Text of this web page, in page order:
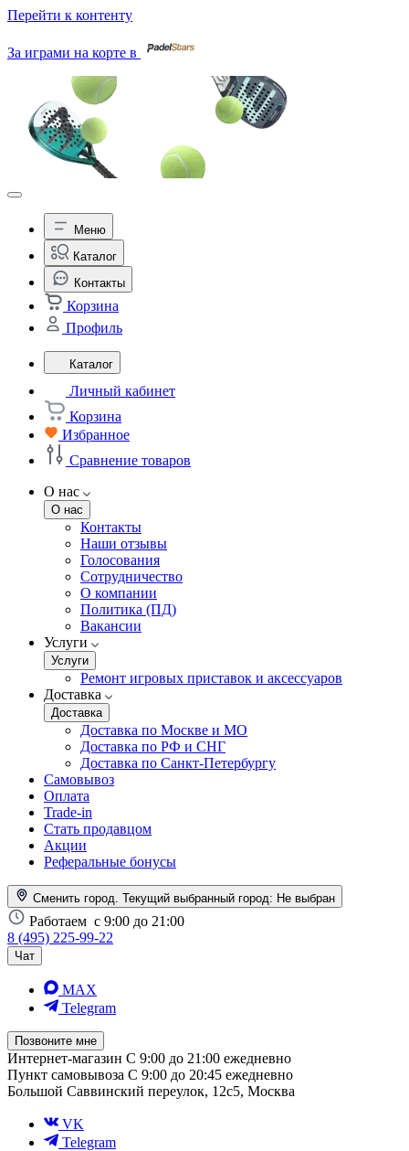
Перейти к контенту
За играми на корте в
Меню
Каталог
Контакты
Корзина
Профиль
Каталог
Личный кабинет
Корзина
Избранное
Сравнение товаров
О нас
О нас
Контакты
Наши отзывы
Голосования
Сотрудничество
О компании
Политика (ПД)
Вакансии
Услуги
Услуги
Ремонт игровых приставок и аксессуаров
Доставка
Доставка
Доставка по Москве и МО
Доставка по РФ и СНГ
Доставка по Санкт-Петербургу
Самовывоз
Оплата
Trade-in
Стать продавцом
Акции
Реферальные бонусы
Сменить город. Текущий выбранный город: Не выбран
Работаем с 9:00 до 21:00
8 (495) 225-99-22
Чат
MAX
Telegram
Позвоните мне
Интернет-магазин С 9:00 до 21:00 ежедневно
Пункт самовывоза С 9:00 до 20:45 ежедневно
Большой Саввинский переулок, 12с5, Москва
VK
Telegram